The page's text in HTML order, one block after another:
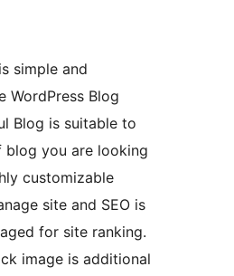
simple and
WordPress Blog
Blog is suitable to
blog you are looking
customizable
site and SEO is
for site ranking.
image is additional